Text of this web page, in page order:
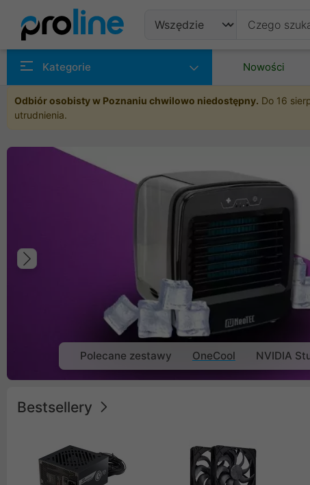
Kategorie Nowości
Odbiór osobisty w Poznaniu chwilowo niedostępny. Do 16
utrudnienia.
Poprzedni
Polecane zestawy OneCool NVIDIA
Bestsellery